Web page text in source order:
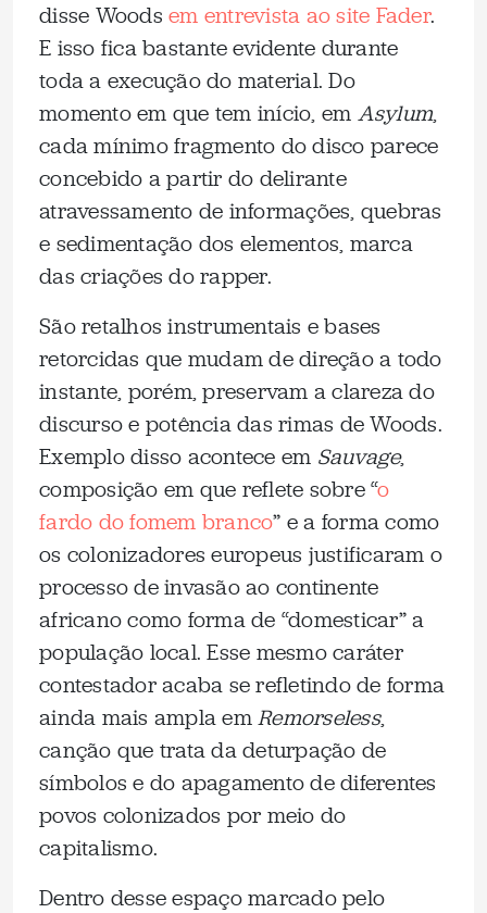
disse Woods em entrevista ao site Fader.
E isso fica bastante evidente durante
toda a execução do material. Do
momento em que tem início, em Asylum,
cada mínimo fragmento do disco parece
concebido a partir do delirante
atravessamento de informações, quebras
e sedimentação dos elementos, marca
das criações do rapper.
São retalhos instrumentais e bases
retorcidas que mudam de direção a todo
instante, porém, preservam a clareza do
discurso e potência das rimas de Woods.
Exemplo disso acontece em Sauvage,
composição em que reflete sobre “o
fardo do fomem branco” e a forma como
os colonizadores europeus justificaram o
processo de invasão ao continente
africano como forma de “domesticar” a
população local. Esse mesmo caráter
contestador acaba se refletindo de forma
ainda mais ampla emRemorseless,
canção que trata da deturpação de
símbolos e do apagamento de diferentes
povos colonizados por meio do
capitalismo.
Dentro desse espaço marcado pelo